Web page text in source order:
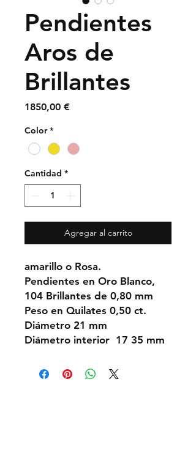
Pendientes
Aros de
Brillantes
1850,00 €Precio
Color *
Cantidad *
Agregar al carrito
amarillo o Rosa.
Pendientes en Oro Blanco,
104 Brillantes de 0,80 mm
Peso en Quilates 0,50 ct.
Diámetro 21 mm
Diámetro interior 17 35 mm